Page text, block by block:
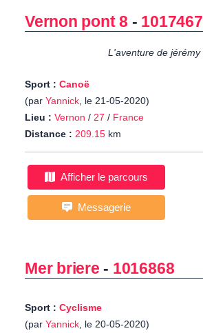
Vernon pont 8 - 1017467
L'aventure de jérémy
Sport : Canoë
(par Yannick, le 21-05-2020)
Lieu : Vernon / 27 / France
Distance : 209.15 km
Afficher le parcours
Messagerie
Mer briere - 1016868
Sport : Cyclisme
(par Yannick, le 20-05-2020)